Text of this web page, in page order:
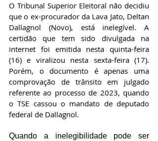
O Tribunal Superior Eleitoral não decidiu
que o ex-procurador da Lava Jato, Deltan
Dallagnol (Novo), está inelegível. A
certidão que tem sido divulgada na
internet foi emitida nesta quinta-feira
(16) e viralizou nesta sexta-feira (17).
Porém, o documento é apenas uma
comprovação de trânsito em julgado
referente ao processo de 2023, quando
o TSE cassou o mandato de deputado
federal de Dallagnol.
Quando a inelegibilidade pode ser